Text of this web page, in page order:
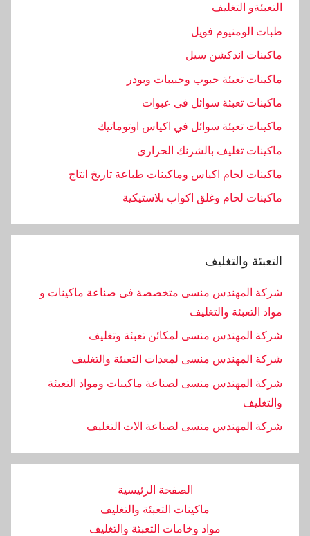
التعبئةو التغليف
طبات الومنيوم فويل
ماكينات اندكشن سيل
ماكينات تعبئة حبوب وحبيبات وبودر
ماكينات تعبئة سوائل فى عبوات
ماكينات تعبئة سوائل في اكياس اوتوماتيك
ماكينات تغليف بالشرنك الحراري
ماكينات لحام اكياس وماكينات طباعة تاريخ انتاج
ماكينات لحام وغلق اكواب بلاستيكية
التعبئة والتغليف
شركة المهندس منسى متخصصة فى صناعة ماكينات و
مواد التعبئة والتغليف
شركة المهندس منسى لمكائن تعبئة وتغليف
شركة المهندس منسى لمعدات التعبئة والتغليف
شركة المهندس منسى لصناعة ماكينات ومواد التعبئة
والتغليف
‏شركة المهندس منسى لصناعة الات التغليف
الصفحة الرئيسية
ماكينات التعبئة والتغليف
مواد وخامات التعبئة والتغليف